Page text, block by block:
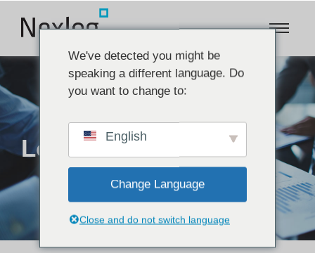
Logística Aérea
We've detected you might be
speaking a different language. Do
you want to change to:
English
Change Language
Close and do not switch language